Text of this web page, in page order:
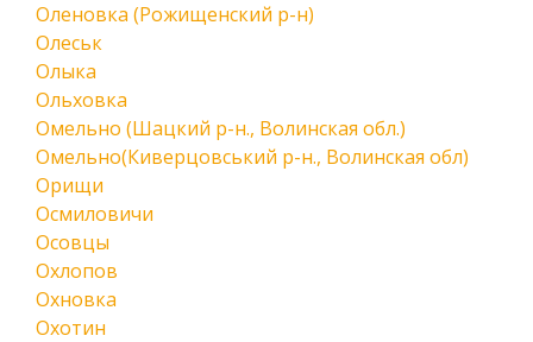
Оленовка (Рожищенский р-н)
Олеськ
Олыка
Ольховка
Омельно (Шацкий р-н., Волинская обл.)
Омельно(Киверцовський р-н., Волинская обл)
Орищи
Осмиловичи
Осовцы
Охлопов
Охновка
Охотин